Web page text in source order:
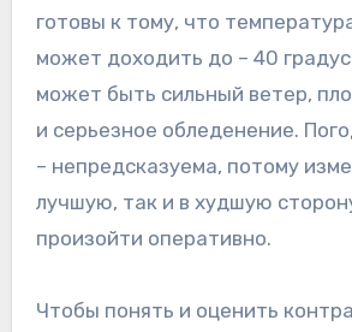
готовы к тому, что
может доходить до – 40
может быть сильный ветер,
и серьезное обледенение.
– непредсказуема, потому
лучшую, так и в худшую
произойти оперативно.
Чтобы понять и оценить